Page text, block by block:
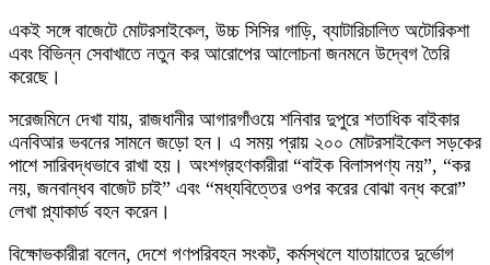
একই সঙ্গে বাজেটে মোটরসাইকেল, উচ্চ সিসির গাড়ি, ব্যাটারিচালিত অটোরিকশা
এবং বিভিন্ন সেবাখাতে নতুন কর আরোপের আলোচনা জনমনে উদ্বেগ তৈরি
করেছে।
সরেজমিনে দেখা যায়, রাজধানীর আগারগাঁওয়ে শনিবার দুপুরে শতাধিক বাইকার
এনবিআর ভবনের সামনে জড়ো হন। এ সময় প্রায় ২০০ মোটরসাইকেল সড়কের
পাশে সারিবদ্ধভাবে রাখা হয়। অংশগ্রহণকারীরা “বাইক বিলাসপণ্য নয়”, “কর
নয়, জনবান্ধব বাজেট চাই” এবং “মধ্যবিত্তের ওপর করের বোঝা বন্ধ করো”
লেখা প্ল্যাকার্ড বহন করেন।
বিক্ষোভকারীরা বলেন, দেশে গণপরিবহন সংকট, কর্মস্থলে যাতায়াতের দুর্ভোগ